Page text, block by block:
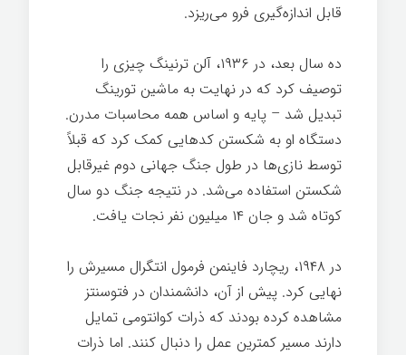
قابل اندازه‌گیری فرو می‌ریزد.
ده سال بعد، در ۱۹۳۶، آلن ترنینگ چیزی را
توصیف کرد که در نهایت به ماشین تورینگ
تبدیل شد – پایه و اساس همه محاسبات مدرن.
دستگاه او به شکستن کدهایی کمک کرد که قبلاً
توسط نازی‌ها در طول جنگ جهانی دوم غیرقابل
شکستن استفاده می‌شد. در نتیجه جنگ دو سال
کوتاه شد و جان ۱۴ میلیون نفر نجات یافت.
در ۱۹۴۸، ریچارد فاینمن فرمول انتگرال مسیرش را
نهایی کرد. پیش از آن، دانشمندان در فتوسنتز
مشاهده کرده بودند که ذرات کوانتومی تمایل
دارند مسیر کمترین عمل را دنبال کنند. اما ذرات